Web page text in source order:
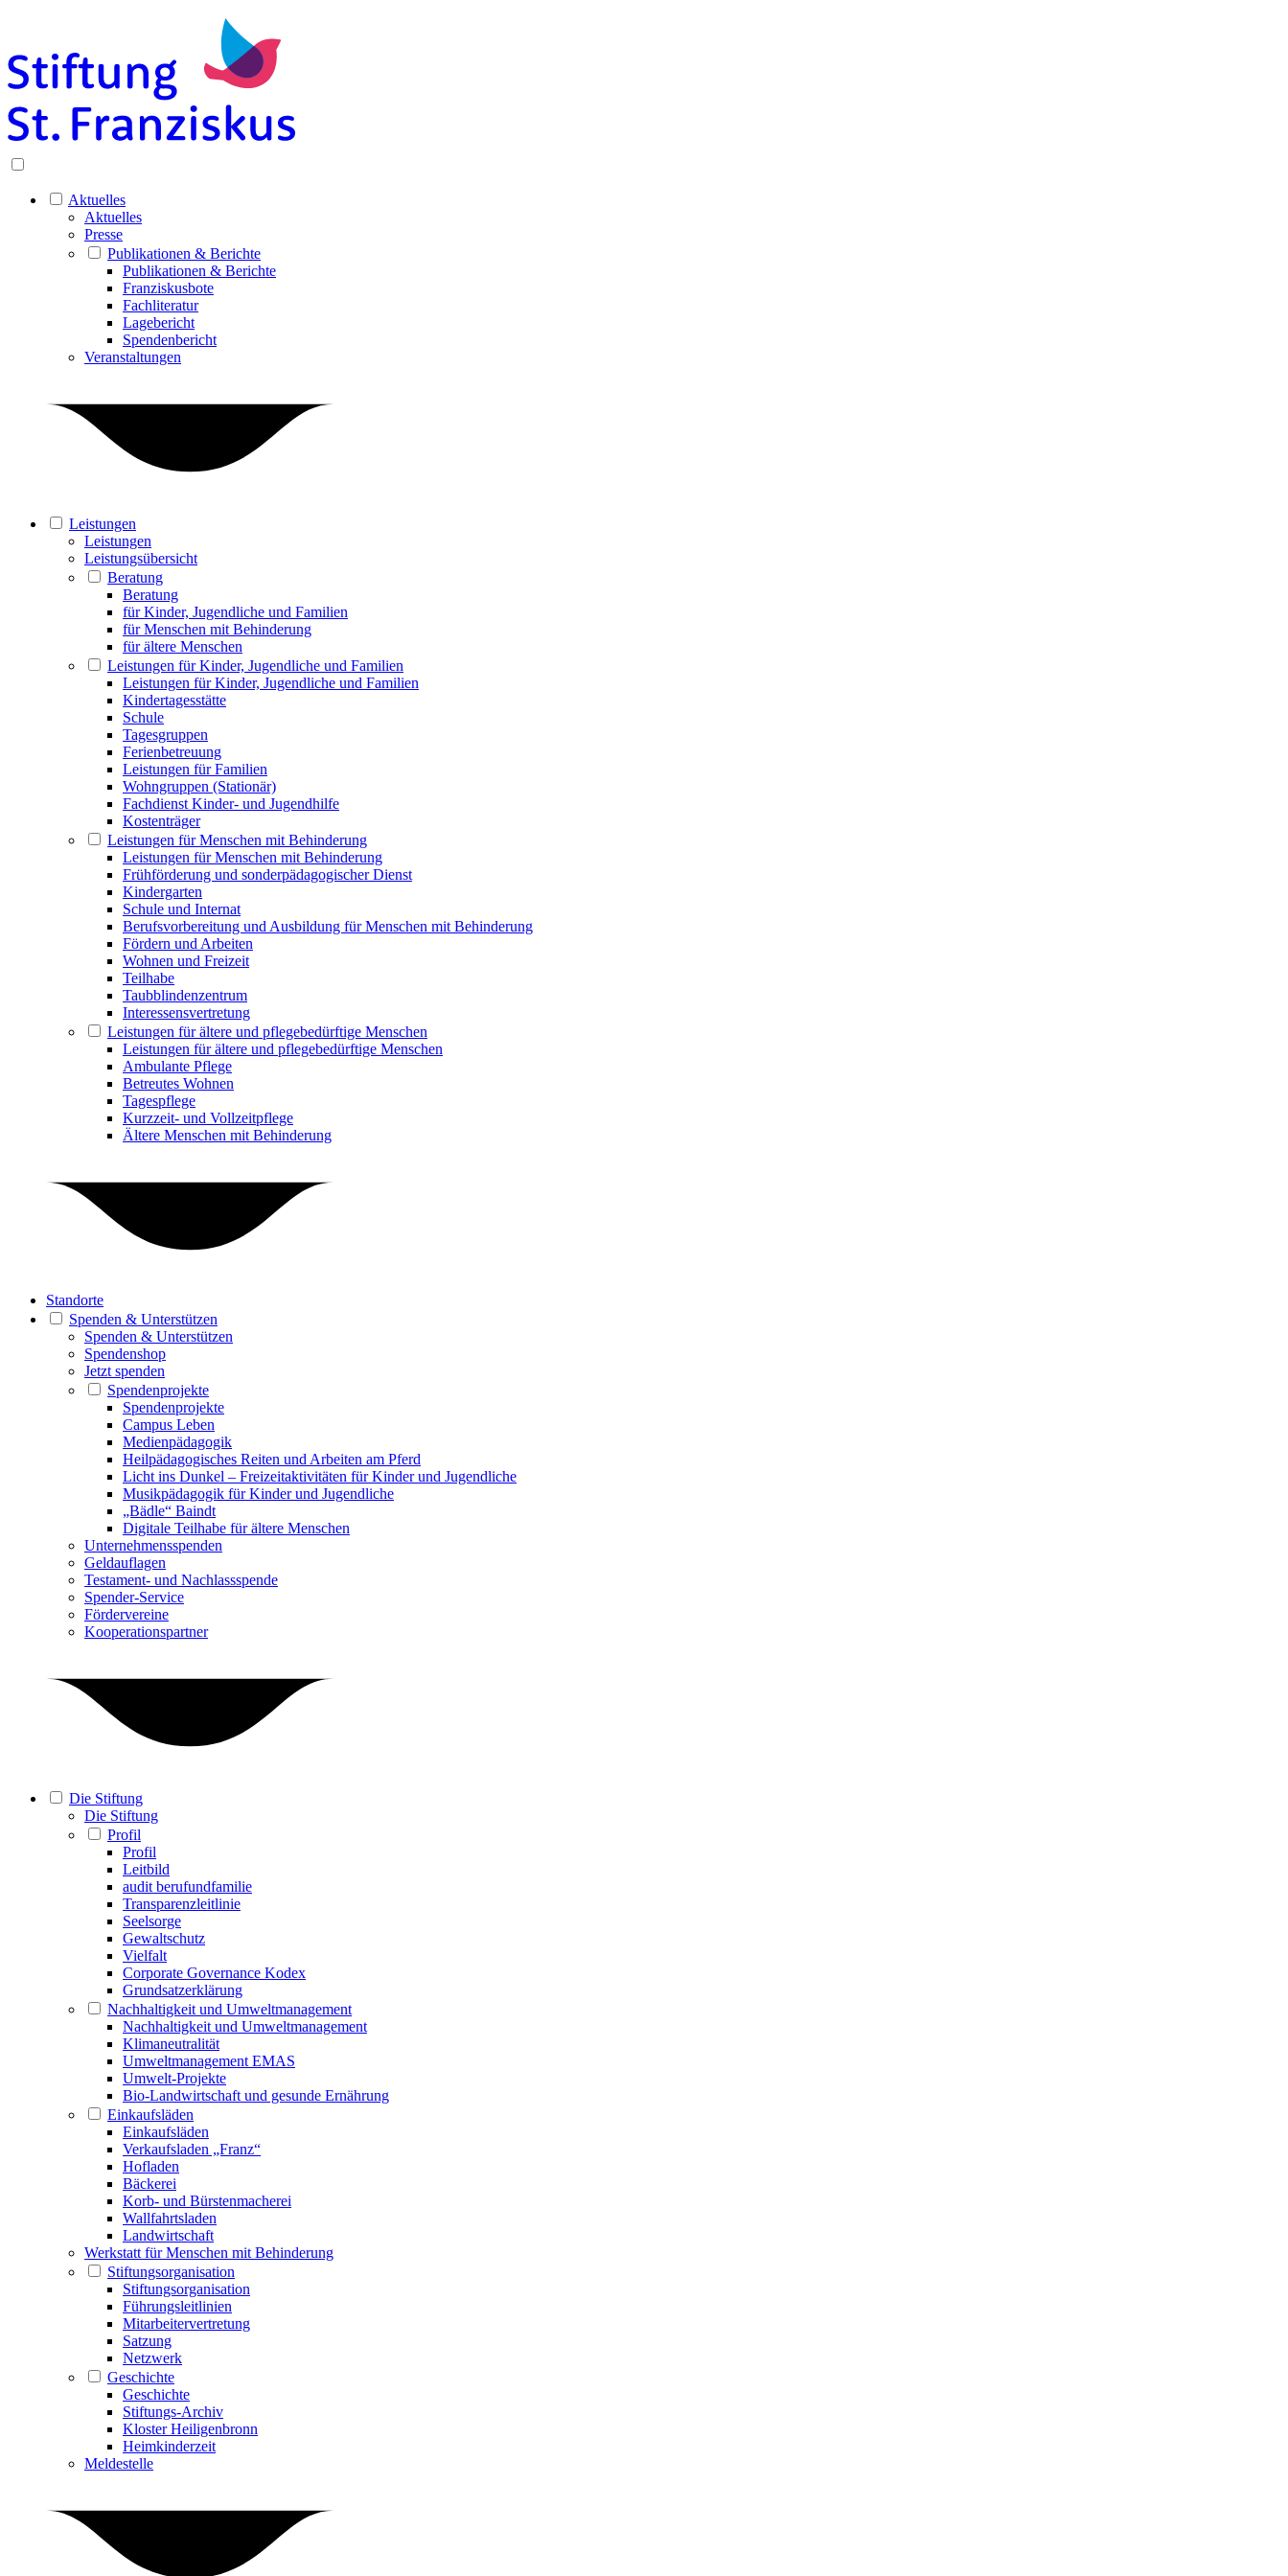
Aktuelles
Aktuelles
Presse
Publikationen & Berichte
Publikationen & Berichte
Franziskusbote
Fachliteratur
Lagebericht
Spendenbericht
Veranstaltungen
Leistungen
Leistungen
Leistungsübersicht
Beratung
Beratung
für Kinder, Jugendliche und Familien
für Menschen mit Behinderung
für ältere Menschen
Leistungen für Kinder, Jugendliche und Familien
Leistungen für Kinder, Jugendliche und Familien
Kindertagesstätte
Schule
Tagesgruppen
Ferienbetreuung
Leistungen für Familien
Wohngruppen (Stationär)
Fachdienst Kinder- und Jugendhilfe
Kostenträger
Leistungen für Menschen mit Behinderung
Leistungen für Menschen mit Behinderung
Frühförderung und sonderpädagogischer Dienst
Kindergarten
Schule und Internat
Berufsvorbereitung und Ausbildung für Menschen mit Behinderung
Fördern und Arbeiten
Wohnen und Freizeit
Teilhabe
Taubblindenzentrum
Interessensvertretung
Leistungen für ältere und pflegebedürftige Menschen
Leistungen für ältere und pflegebedürftige Menschen
Ambulante Pflege
Betreutes Wohnen
Tagespflege
Kurzzeit- und Vollzeitpflege
Ältere Menschen mit Behinderung
Standorte
Spenden & Unterstützen
Spenden & Unterstützen
Spendenshop
Jetzt spenden
Spendenprojekte
Spendenprojekte
Campus Leben
Medienpädagogik
Heilpädagogisches Reiten und Arbeiten am Pferd
Licht ins Dunkel – Freizeitaktivitäten für Kinder und Jugendliche
Musikpädagogik für Kinder und Jugendliche
„Bädle“ Baindt
Digitale Teilhabe für ältere Menschen
Unternehmensspenden
Geldauflagen
Testament- und Nachlassspende
Spender-Service
Fördervereine
Kooperationspartner
Die Stiftung
Die Stiftung
Profil
Profil
Leitbild
audit berufundfamilie
Transparenzleitlinie
Seelsorge
Gewaltschutz
Vielfalt
Corporate Governance Kodex
Grundsatzerklärung
Nachhaltigkeit und Umweltmanagement
Nachhaltigkeit und Umweltmanagement
Klimaneutralität
Umweltmanagement EMAS
Umwelt-Projekte
Bio-Landwirtschaft und gesunde Ernährung
Einkaufsläden
Einkaufsläden
Verkaufsladen „Franz“
Hofladen
Bäckerei
Korb- und Bürstenmacherei
Wallfahrtsladen
Landwirtschaft
Werkstatt für Menschen mit Behinderung
Stiftungsorganisation
Stiftungsorganisation
Führungsleitlinien
Mitarbeitervertretung
Satzung
Netzwerk
Geschichte
Geschichte
Stiftungs-Archiv
Kloster Heiligenbronn
Heimkinderzeit
Meldestelle